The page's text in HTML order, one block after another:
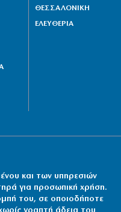
ΘΕΣΣΑΛΟΝΙΚΗ
ΕΛΕΥΘΕΡΙΑ
και των υπηρεσιών
για προσωπική χρήση.
του, σε οποιοδήποτε